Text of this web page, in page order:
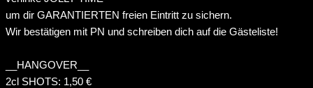
um dir GARANTIERTEN freien Eintritt zu sichern.
Wir bestätigen mit PN und schreiben dich auf die Gästeliste!
__HANGOVER__
2cl SHOTS: 1,50 €